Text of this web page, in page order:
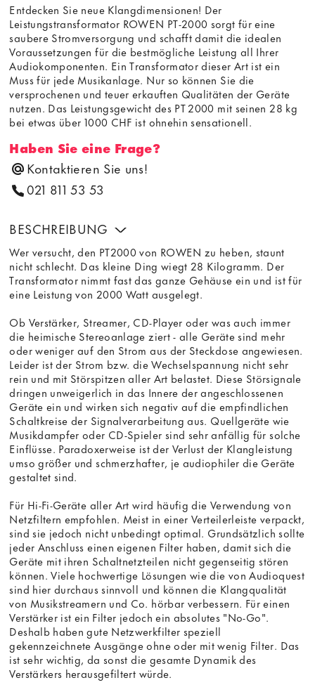
Entdecken Sie neue Klangdimensionen! Der
Leistungstransformator ROWEN PT-2000 sorgt für eine
saubere Stromversorgung und schafft damit die idealen
Voraussetzungen für die bestmögliche Leistung all Ihrer
Audiokomponenten. Ein Transformator dieser Art ist ein
Muss für jede Musikanlage. Nur so können Sie die
versprochenen und teuer erkauften Qualitäten der Geräte
nutzen. Das Leistungsgewicht des PT 2000 mit seinen 28 kg
bei etwas über 1000 CHF ist ohnehin sensationell.
Haben Sie eine Frage?
Kontaktieren Sie uns!
021 811 53 53
BESCHREIBUNG
Wer versucht, den PT2000 von ROWEN zu heben, staunt
nicht schlecht. Das kleine Ding wiegt 28 Kilogramm. Der
Transformator nimmt fast das ganze Gehäuse ein und ist für
eine Leistung von 2000 Watt ausgelegt.
Ob Verstärker, Streamer, CD-Player oder was auch immer
die heimische Stereoanlage ziert - alle Geräte sind mehr
oder weniger auf den Strom aus der Steckdose angewiesen.
Leider ist der Strom bzw. die Wechselspannung nicht sehr
rein und mit Störspitzen aller Art belastet. Diese Störsignale
dringen unweigerlich in das Innere der angeschlossenen
Geräte ein und wirken sich negativ auf die empfindlichen
Schaltkreise der Signalverarbeitung aus. Quellgeräte wie
Musikdampfer oder CD-Spieler sind sehr anfällig für solche
Einflüsse. Paradoxerweise ist der Verlust der Klangleistung
umso größer und schmerzhafter, je audiophiler die Geräte
gestaltet sind.
Für Hi-Fi-Geräte aller Art wird häufig die Verwendung von
Netzfiltern empfohlen. Meist in einer Verteilerleiste verpackt,
sind sie jedoch nicht unbedingt optimal. Grundsätzlich sollte
jeder Anschluss einen eigenen Filter haben, damit sich die
Geräte mit ihren Schaltnetzteilen nicht gegenseitig stören
können. Viele hochwertige Lösungen wie die von Audioquest
sind hier durchaus sinnvoll und können die Klangqualität
von Musikstreamern und Co. hörbar verbessern. Für einen
Verstärker ist ein Filter jedoch ein absolutes "No-Go".
Deshalb haben gute Netzwerkfilter speziell
gekennzeichnete Ausgänge ohne oder mit wenig Filter. Das
ist sehr wichtig, da sonst die gesamte Dynamik des
Verstärkers herausgefiltert würde.